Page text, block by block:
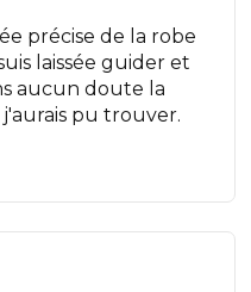
précise de la robe
laissée guider et
aucun doute la
pu trouver.